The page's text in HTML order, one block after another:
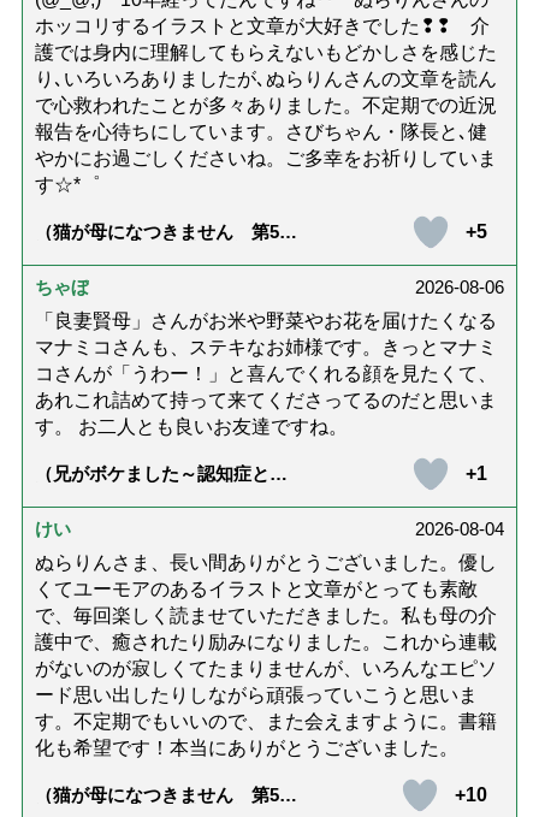
ホッコリするイラストと文章が大好きでした❢❢ 介
護では身内に理解してもらえないもどかしさを感じた
り､いろいろありましたが､ぬらりんさんの文章を読ん
で心救われたことが多々ありました。不定期での近況
報告を心待ちにしています。さびちゃん・隊長と､健
やかにお過ごしくださいね。ご多幸をお祈りしていま
す☆*゜
（猫が母になつきません 第500
+5
ちゃぼ
2026-08-06
「良妻賢母」さんがお米や野菜やお花を届けたくなる
マナミコさんも、ステキなお姉様です。きっとマナミ
コさんが「うわー！」と喜んでくれる顔を見たくて、
あれこれ詰めて持って来てくださってるのだと思いま
す。 お二人とも良いお友達ですね。
（兄がボケました～認知症と介
達』が届きました」）
+1
けい
2026-08-04
ぬらりんさま、長い間ありがとうございました。優し
くてユーモアのあるイラストと文章がとっても素敵
で、毎回楽しく読ませていただきました。私も母の介
護中で、癒されたり励みになりました。これから連載
がないのが寂しくてたまりませんが、いろんなエピソ
ード思い出したりしながら頑張っていこうと思いま
す。不定期でもいいので、また会えますように。書籍
化も希望です！本当にありがとうございました。
（猫が母になつきません 第500
+10